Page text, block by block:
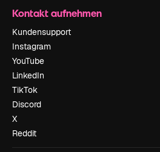
Kontakt aufnehmen
Kundensupport
Instagram
YouTube
LinkedIn
TikTok
Discord
X
Reddit